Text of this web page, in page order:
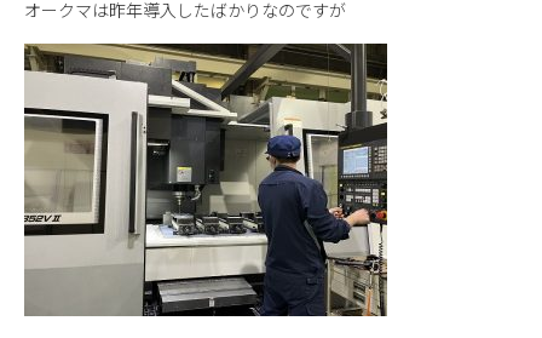
オークマは昨年導入したばかりなのですが